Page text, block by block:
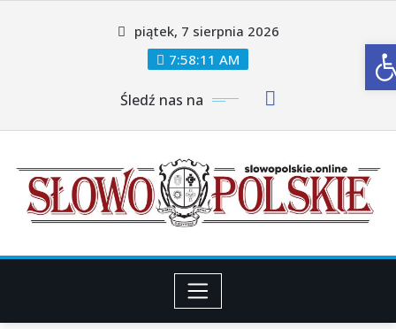
piątek, 7 sierpnia 2026
7:58:13 AM
Śledź nas na